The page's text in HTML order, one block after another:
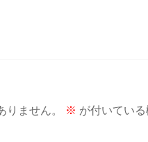
ません。 ※ が付いてい